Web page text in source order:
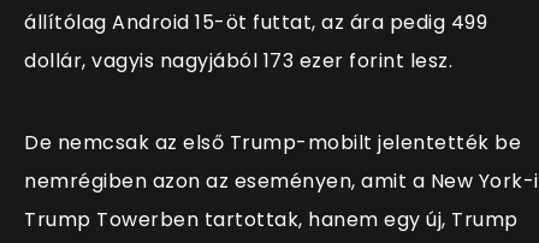
állítólag Android 15-öt futtat, az ára pedig 499
dollár, vagyis nagyjából 173 ezer forint lesz.
De nemcsak az első Trump-mobilt jelentették be
nemrégiben azon az eseményen, amit a New York-i
Trump Towerben tartottak, hanem egy új, Trump